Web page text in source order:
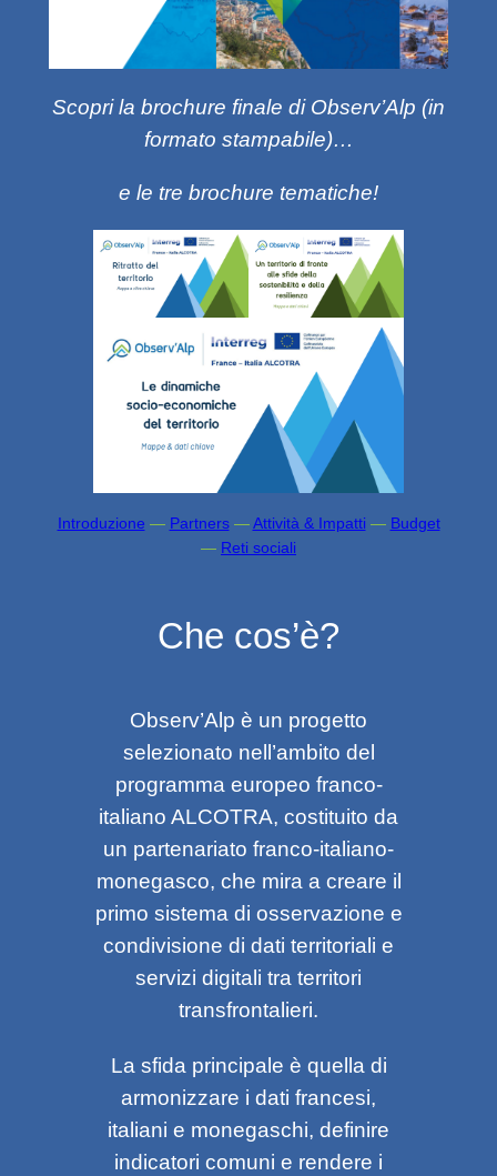
Scopri la brochure finale di Observ’Alp (in
formato stampabile)…
e le tre brochure tematiche!
Introduzione — Partners—Attività & Impatti — Budget
— Reti sociali
Che cos’è?
Observ’Alp è un progetto
selezionato nell’ambito del
programma europeo franco-
italiano ALCOTRA, costituito da
un partenariato franco-italiano-
monegasco, che mira a creare il
primo sistema di osservazione e
condivisione di dati territoriali e
servizi digitali tra territori
transfrontalieri.
La sfida principale è quella di
armonizzare i dati francesi,
italiani e monegaschi, definire
indicatori comuni e rendere i